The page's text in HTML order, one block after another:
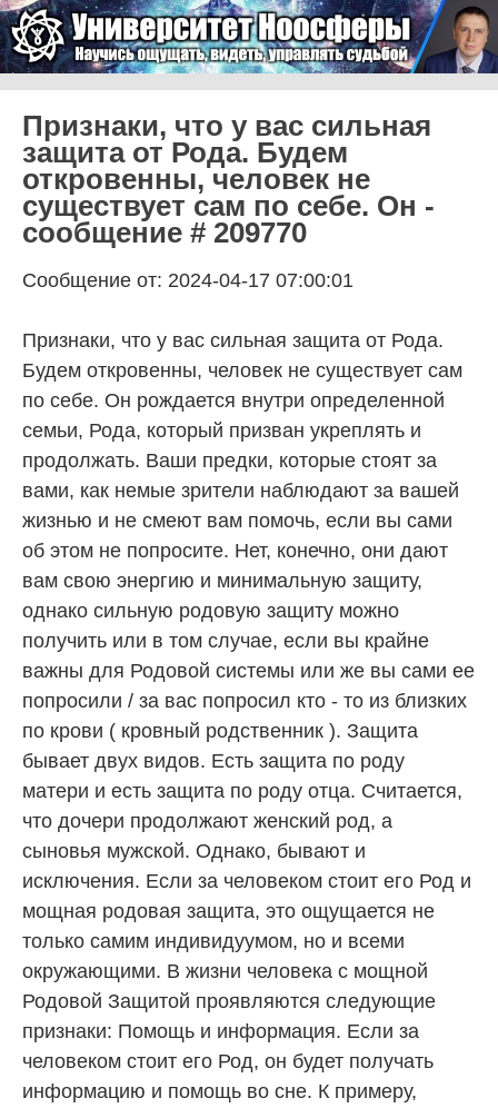
Университет Ноосферы
Признаки, что у вас сильная
защита от Рода. Будем
откровенны, человек не
существует сам по себе. Он -
сообщение # 209770
Сообщение от: 2024-04-17 07:00:01
Признаки, что у вас сильная защита от Рода.
Будем откровенны, человек не существует сам
по себе. Он рождается внутри определенной
семьи, Рода, который призван укреплять и
продолжать. Ваши предки, которые стоят за
вами, как немые зрители наблюдают за вашей
жизнью и не смеют вам помочь, если вы сами
об этом не попросите. Нет, конечно, они дают
вам свою энергию и минимальную защиту,
однако сильную родовую защиту можно
получить или в том случае, если вы крайне
важны для Родовой системы или же вы сами ее
попросили / за вас попросил кто - то из близких
по крови ( кровный родственник ). Защита
бывает двух видов. Есть защита по роду
матери и есть защита по роду отца. Считается,
что дочери продолжают женский род, а
сыновья мужской. Однако, бывают и
исключения. Если за человеком стоит его Род и
мощная родовая защита, это ощущается не
только самим индивидуумом, но и всеми
окружающими. В жизни человека с мощной
Родовой Защитой проявляются следующие
признаки: Помощь и информация. Если за
человеком стоит его Род, он будет получать
информацию и помощь во сне. К примеру,